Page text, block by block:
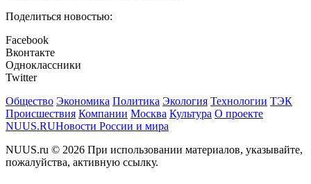
Поделиться новостью:
Facebook
Вконтакте
Одноклассники
Twitter
Общество Экономика Политика Экология Технологии ТЭК
Происшествия Компании Москва Культура О проекте
NUUS.RUНовости России и мира
NUUS.ru © 2026 При использовании материалов, указывайте,
пожалуйства, активную ссылку.